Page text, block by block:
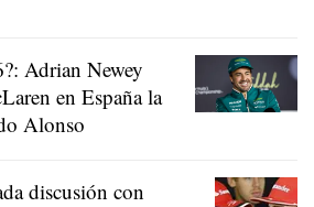
Adrian Newey
en España la
Alonso
discusión con